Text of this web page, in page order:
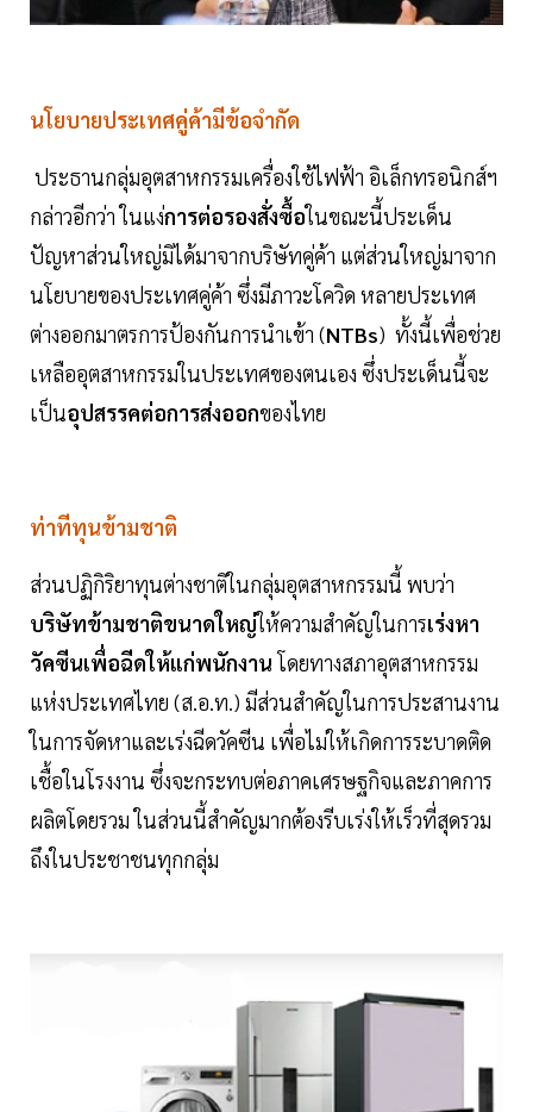
นโยบายประเทศคู่ค้ามีข้อจำกัด
ประธานกลุ่มอุตสาหกรรมเครื่องใช้ไฟฟ้า อิเล็กทรอนิกส์ฯ
กล่าวอีกว่า ในแง่การต่อรองสั่งซื้อในขณะนี้ประเด็น
ปัญหาส่วนใหญ่มิได้มาจากบริษัทคู่ค้า แต่ส่วนใหญ่มาจาก
นโยบายของประเทศคู่ค้า ซึ่งมีภาวะโควิด หลายประเทศ
ต่างออกมาตรการป้องกันการนำเข้า (NTBs) ทั้งนี้เพื่อช่วย
เหลืออุตสาหกรรมในประเทศของตนเอง ซึ่งประเด็นนี้จะ
เป็นอุปสรรคต่อการส่งออกของไทย
ท่าทีทุนข้ามชาติ
ส่วนปฏิกิริยาทุนต่างชาติในกลุ่มอุตสาหกรรมนี้ พบว่า
บริษัทข้ามชาติขนาดใหญ่ให้ความสำคัญในการเร่งหา
วัคซีนเพื่อฉีดให้แก่พนักงานโดยทางสภาอุตสาหกรรม
แห่งประเทศไทย (ส.อ.ท.) มีส่วนสำคัญในการประสานงาน
ในการจัดหาและเร่งฉีดวัคซีน เพื่อไม่ให้เกิดการระบาดติด
เชื้อในโรงงาน ซึ่งจะกระทบต่อภาคเศรษฐกิจและภาคการ
ผลิตโดยรวม ในส่วนนี้สำคัญมากต้องรีบเร่งให้เร็วที่สุดรวม
ถึงในประชาชนทุกกลุ่ม